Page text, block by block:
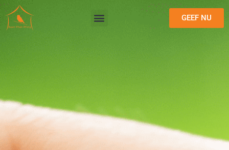
GEEF NU